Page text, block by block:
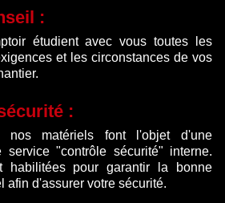
:
étudient avec vous toutes les
et les circonstances de vos
:
nos matériels font l'objet d'une
service "contrôle sécurité" interne.
habilitées pour garantir la bonne
afin d'assurer votre sécurité.